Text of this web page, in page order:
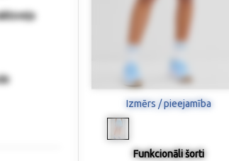
Izmērs / pieejamība
Funkcionāli šorti